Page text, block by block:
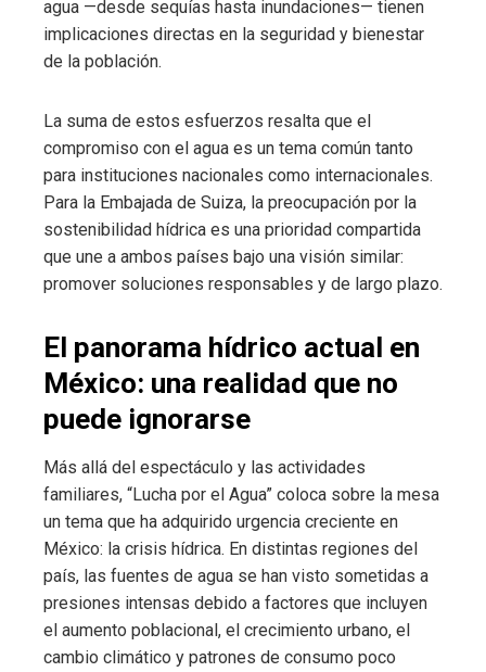
agua —desde sequías hasta inundaciones— tienen
implicaciones directas en la seguridad y bienestar
de la población.
La suma de estos esfuerzos resalta que el
compromiso con el agua es un tema común tanto
para instituciones nacionales como internacionales.
Para la Embajada de Suiza, la preocupación por la
sostenibilidad hídrica es una prioridad compartida
que une a ambos países bajo una visión similar:
promover soluciones responsables y de largo plazo.
El panorama hídrico actual en
México: una realidad que no
puede ignorarse
Más allá del espectáculo y las actividades
familiares, “Lucha por el Agua” coloca sobre la mesa
un tema que ha adquirido urgencia creciente en
México: la crisis hídrica. En distintas regiones del
país, las fuentes de agua se han visto sometidas a
presiones intensas debido a factores que incluyen
el aumento poblacional, el crecimiento urbano, el
cambio climático y patrones de consumo poco